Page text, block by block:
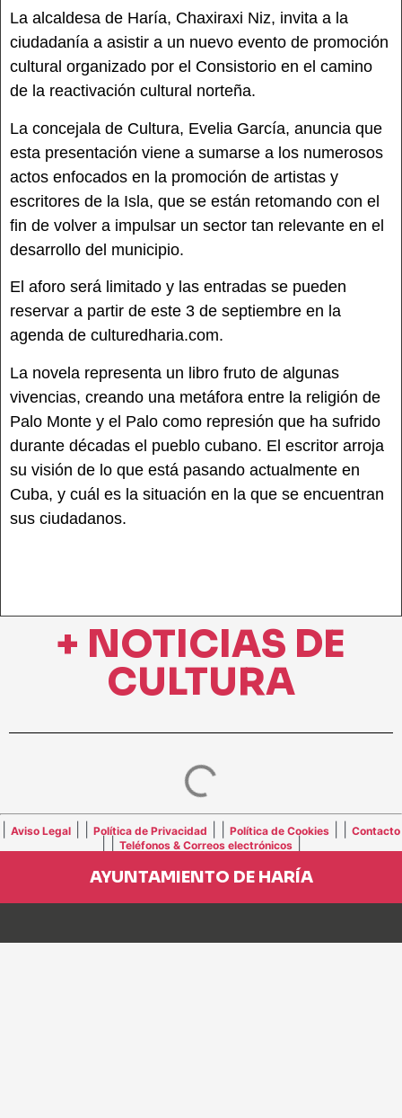
La alcaldesa de Haría, Chaxiraxi Niz, invita a la
ciudadanía a asistir a un nuevo evento de promoción
cultural organizado por el Consistorio en el camino
de la reactivación cultural norteña.
La concejala de Cultura, Evelia García, anuncia que
esta presentación viene a sumarse a los numerosos
actos enfocados en la promoción de artistas y
escritores de la Isla, que se están retomando con el
fin de volver a impulsar un sector tan relevante en el
desarrollo del municipio.
El aforo será limitado y las entradas se pueden
reservar a partir de este 3 de septiembre en la
agenda de culturedharia.com.
La novela representa un libro fruto de algunas
vivencias, creando una metáfora entre la religión de
Palo Monte y el Palo como represión que ha sufrido
durante décadas el pueblo cubano. El escritor arroja
su visión de lo que está pasando actualmente en
Cuba, y cuál es la situación en la que se encuentran
sus ciudadanos.
+ NOTICIAS DE
CULTURA
Aviso Legal Política de Privacidad Política de Cookies Contacto
Teléfonos & Correos electrónicos|
AYUNTAMIENTO DE HARÍA